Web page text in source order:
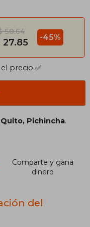
50.64
27.85 -45%
precio ✅
Quito, Pichincha.
Comparte y gana
dinero
del